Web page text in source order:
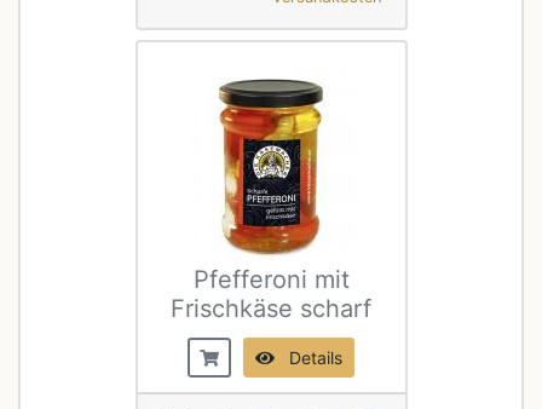
Pfefferoni mit
Frischkäse scharf
Details